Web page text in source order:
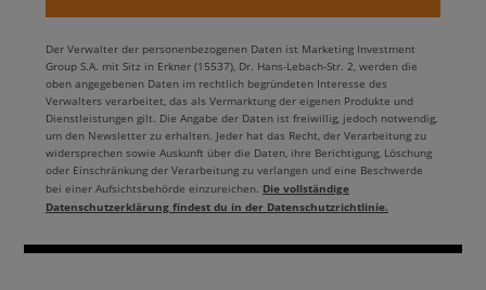
Der Verwalter der personenbezogenen Daten ist Marketing Investment
Group S.A. mit Sitz in Erkner (15537), Dr. Hans-Lebach-Str. 2, werden die
oben angegebenen Daten im rechtlich begründeten Interesse des
Verwalters verarbeitet, das als Vermarktung der eigenen Produkte und
Dienstleistungen gilt. Die Angabe der Daten ist freiwillig, jedoch notwendig,
um den Newsletter zu erhalten. Jeder hat das Recht, der Verarbeitung zu
widersprechen sowie Auskunft über die Daten, ihre Berichtigung, Löschung
oder Einschränkung der Verarbeitung zu verlangen und eine Beschwerde
bei einer Aufsichtsbehörde einzureichen. Die vollständige
Datenschutzerklärung findest du in der Datenschutzrichtlinie.